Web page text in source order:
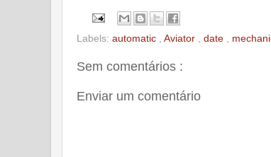
Labels: automatic Aviator date
Sem comentários :
Enviar um comentário